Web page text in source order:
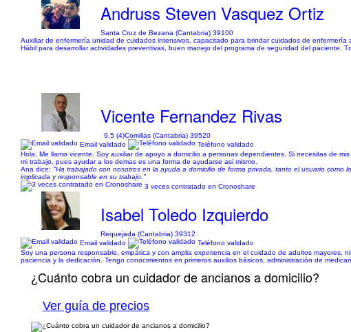
Andruss Steven Vasquez Ortiz
Santa Cruz de Bezana (Cantabria) 39100
Auxiliar de enfermería unidad de cuidados intensivos, capacitado para brindar cuidados de
Hábil para desarrollar actividades preventivas, buen manejo del programa de seguridad del paciente.
Vicente Fernandez Rivas
9,5 (4)Comillas (Cantabria) 39520
Email validado
Teléfono validado
Hola. Me llamo vicente. Soy auxiliar de apoyo a domicilio a personas dependientes. Si necesitas de
mi trabajo, pues ayudar a los demas es una forma de ayudarse asi mismo.
Ana dice: "Ha trabajado con nosotros en la ayuda a domicilio de forma privada, tanto el usuario
implicada y responsable en su trabajo."
3 veces contratado en Cronoshare
Isabel Toledo Izquierdo
Requejada (Cantabria) 39312
Email validado
Teléfono validado
Soy una persona responsable, empática y con amplia experiencia en el cuidado de adultos
paciencia y la dedicación. Tengo conocimientos en primeros auxilios básicos, administración de
¿Cuánto cobra un cuidador de ancianos a domicilio?
Ver guía de precios